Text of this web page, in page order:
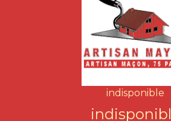
indisponible